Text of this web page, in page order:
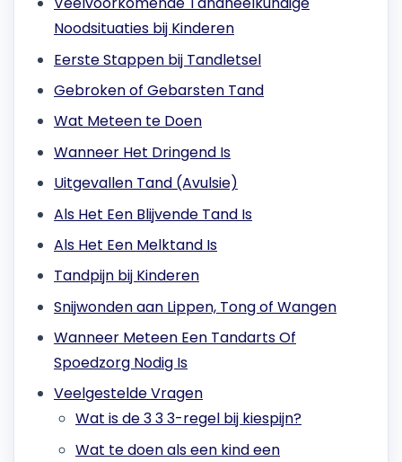
Noodsituaties bij Kinderen
Eerste Stappen bij Tandletsel
Gebroken of Gebarsten Tand
Wat Meteen te Doen
Wanneer Het Dringend Is
Uitgevallen Tand (Avulsie)
Als Het Een Blijvende Tand Is
Als Het Een Melktand Is
Tandpijn bij Kinderen
Snijwonden aan Lippen, Tong of Wangen
Wanneer Meteen Een Tandarts Of
Spoedzorg Nodig Is
Veelgestelde Vragen
Wat is de 3 3 3-regel bij kiespijn?
Wat te doen als een kind een